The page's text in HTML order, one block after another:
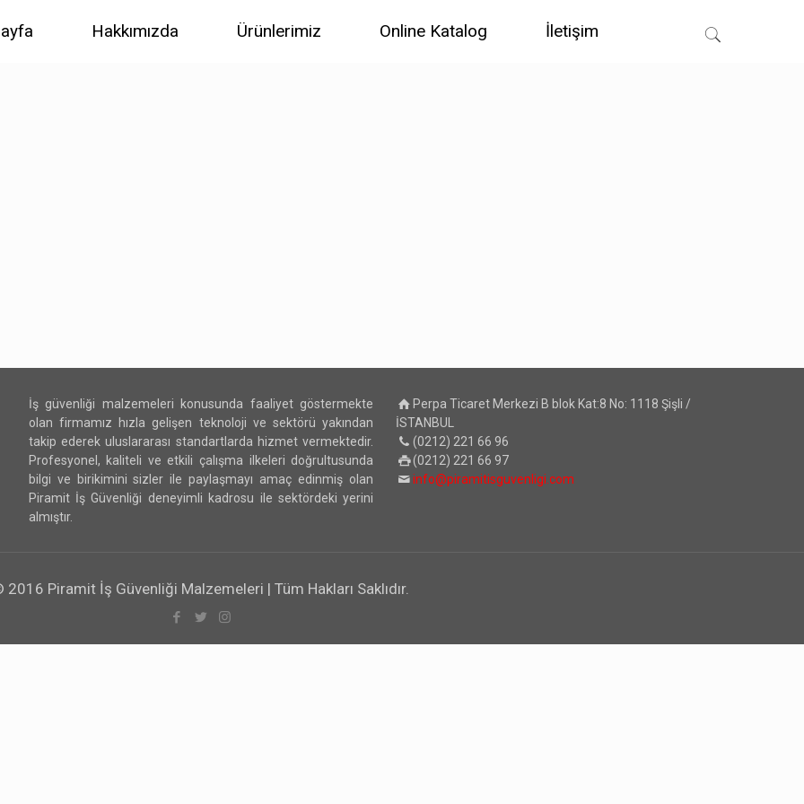
Hakkımızda Ürünlerimiz Online Katalog İletişim
İş güvenliği malzemeleri konusunda faaliyet göstermekte
olan firmamız hızla gelişen teknoloji ve sektörü yakından
takip ederek uluslararası standartlarda hizmet vermektedir.
Profesyonel, kaliteli ve etkili çalışma ilkeleri doğrultusunda
bilgi ve birikimini sizler ile paylaşmayı amaç edinmiş olan
Piramit İş Güvenliği deneyimli kadrosu ile sektördeki yerini
almıştır.
Perpa Ticaret Merkezi B blok Kat:8 No: 1118 Şişli /
İSTANBUL
(0212) 221 66 96
(0212) 221 66 97
info@piramitisguvenligi.com
2016 Piramit İş Güvenliği Malzemeleri | Tüm Hakları Saklıdır.